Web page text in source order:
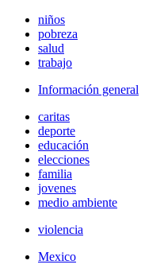
niños
pobreza
salud
trabajo
Información general
caritas
deporte
educación
elecciones
familia
jovenes
medio ambiente
violencia
Mexico